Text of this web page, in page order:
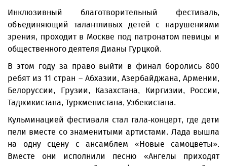
Инклюзивный благотворительный фестиваль,
объединяющий талантливых детей с нарушениями
зрения, проходит в Москве под патронатом певицы и
общественного деятеля Дианы Гурцкой.
В этом году за право выйти в финал боролись 800
ребят из 11 стран – Абхазии, Азербайджана, Армении,
Белоруссии, Грузии, Казахстана, Киргизии, России,
Таджикистана, Туркменистана, Узбекистана.
Кульминацией фестиваля стал гала-концерт, где дети
пели вместе со знаменитыми артистами. Лада вышла
на одну сцену с ансамблем «Новые самоцветы».
Вместе они исполнили песню «Ангелы приходят